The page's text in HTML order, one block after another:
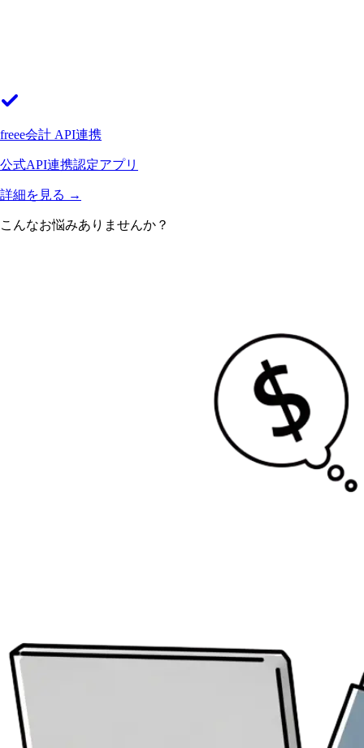
freee会計 API連携
公式API連携認定アプリ
詳細を見る →
こんなお悩みありませんか？